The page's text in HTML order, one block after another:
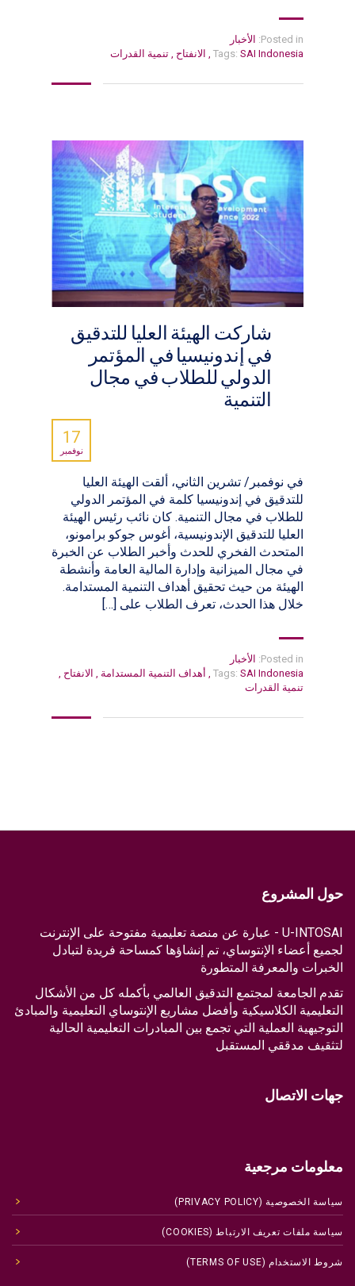
Posted in: الأخبار
Tags: SAI Indonesia الانفتاح تنمية القدرات
شاركت الهيئة العليا للتدقيق
في إندونيسيا في المؤتمر
الدولي للطلاب في مجال
التنمية
17
نوفمبر
في نوفمبر/ تشرين الثاني، ألقت الهيئة العليا
للتدقيق في إندونيسيا كلمة في المؤتمر الدولي
للطلاب في مجال التنمية. كان نائب رئيس الهيئة
العليا للتدقيق الإندونيسية، أغوس جوكو برامونو،
المتحدث الفخري للحدث وأخبر الطلاب عن الخبرة
في مجال الميزانية وإدارة المالية العامة وأنشطة
الهيئة من حيث تحقيق أهداف التنمية المستدامة.
خلال هذا الحدث، تعرف الطلاب على […]
Posted in: الأخبار
Tags: SAI Indonesia
, أهداف التنمية المستدامة , الانفتاح ,
تنمية القدرات
حول المشروع
U-INTOSAI - عبارة عن منصة تعليمية مفتوحة على الإنترنت
لجميع أعضاء الإنتوساي، تم إنشاؤها كمساحة فريدة لتبادل
الخبرات والمعرفة المتطورة
تقدم الجامعة لمجتمع التدقيق العالمي بأكمله كل من الأشكال
التعليمية الكلاسيكية وأفضل مشاريع الإنتوساي التعليمية والمبادئ
التوجيهية العملية التي تجمع بين المبادرات التعليمية الحالية
لتثقيف مدققي المستقبل
جهات الاتصال
معلومات مرجعية
سياسة الخصوصية (PRIVACY POLICY)
سياسة ملفات تعريف الارتباط (COOKIES)
شروط الاستخدام (TERMS OF USE)